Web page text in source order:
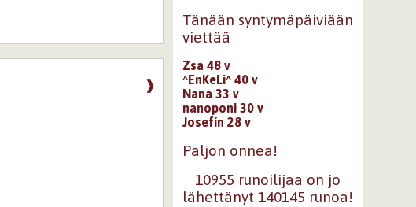
❱
Tänään syntymäpäiviään
viettää
Zsa 48 v
^EnKeLi^ 40 v
Nana 33 v
nanoponi 30 v
Josefín 28 v
Paljon onnea!
10955 runoilijaa on jo
lähettänyt 140145 runoa!